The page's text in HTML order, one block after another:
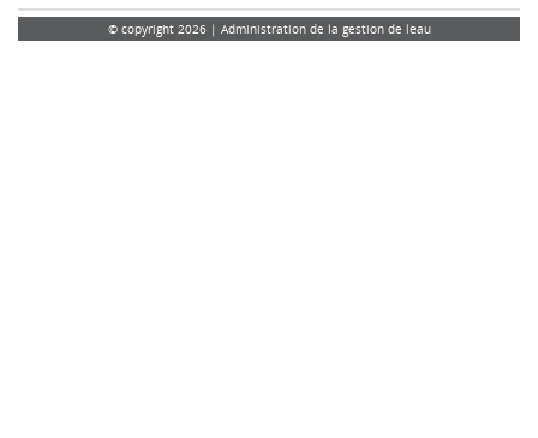
© copyright 2026 | Administration de la gestion de leau